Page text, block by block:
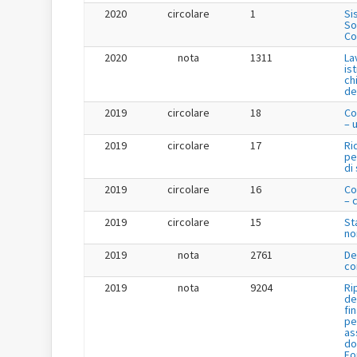
2020
circolare 1
2020
nota 1311
2019
circolare 18
–
2019
circolare 17
di
2019
circolare 16
–
2019
circolare 15
2019
nota 2761
2019
nota 9204